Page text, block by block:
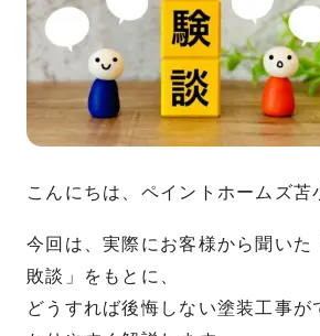
こんにちは、ペイントホームズ苫
今回は、実際にお客様から聞いた
敗談」をもとに、
どうすれば後悔しない塗装工事が